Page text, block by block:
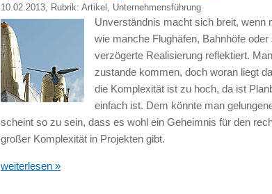
10.02.2013 , Rubrik: Artikel Unternehmensführung
Unverständnis macht sich breit, wenn
wie manche Flughäfen, Bahnhöfe
verzögerte Realisierung reflektiert.
zustande kommen, doch woran liegt
die Komplexität ist zu hoch, da ist
einfach ist. Dem könnte man
scheint so zu sein, dass es wohl ein Geheimnis für den
großer Komplexität in Projekten gibt.
weiterlesen »